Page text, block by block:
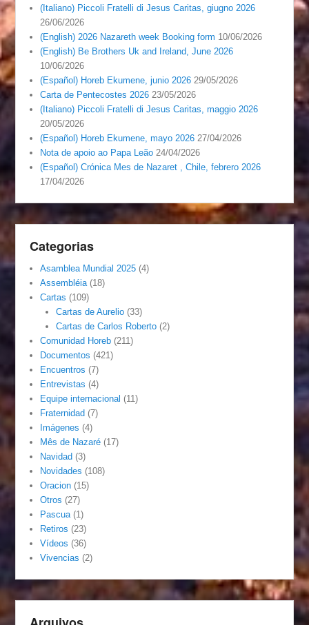
(Italiano) Piccoli Fratelli di Jesus Caritas, giugno 2026
26/06/2026
(English) 2026 Nazareth week Booking form 10/06/2026
(English) Be Brothers Uk and Ireland, June 2026
10/06/2026
(Español) Horeb Ekumene, junio 2026 29/05/2026
Carta de Pentecostes 2026 23/05/2026
(Italiano) Piccoli Fratelli di Jesus Caritas, maggio 2026
20/05/2026
(Español) Horeb Ekumene, mayo 2026 27/04/2026
Nota de apoio ao Papa Leão 24/04/2026
(Español) Crónica Mes de Nazaret , Chile, febrero 2026
17/04/2026
Categorias
Asamblea Mundial 2025 (4)
Assembléia(18)
Cartas (109)
Cartas de Aurelio(33)
Cartas de Carlos Roberto(2)
Comunidad Horeb (211)
Documentos (421)
Encuentros (7)
Entrevistas (4)
Equipe internacional (11)
Fraternidad (7)
Imágenes (4)
Mês de Nazaré (17)
Navidad (3)
Novidades (108)
Oracion (15)
Otros (27)
Pascua(1)
Retiros (23)
Vídeos (36)
Vivencias (2)